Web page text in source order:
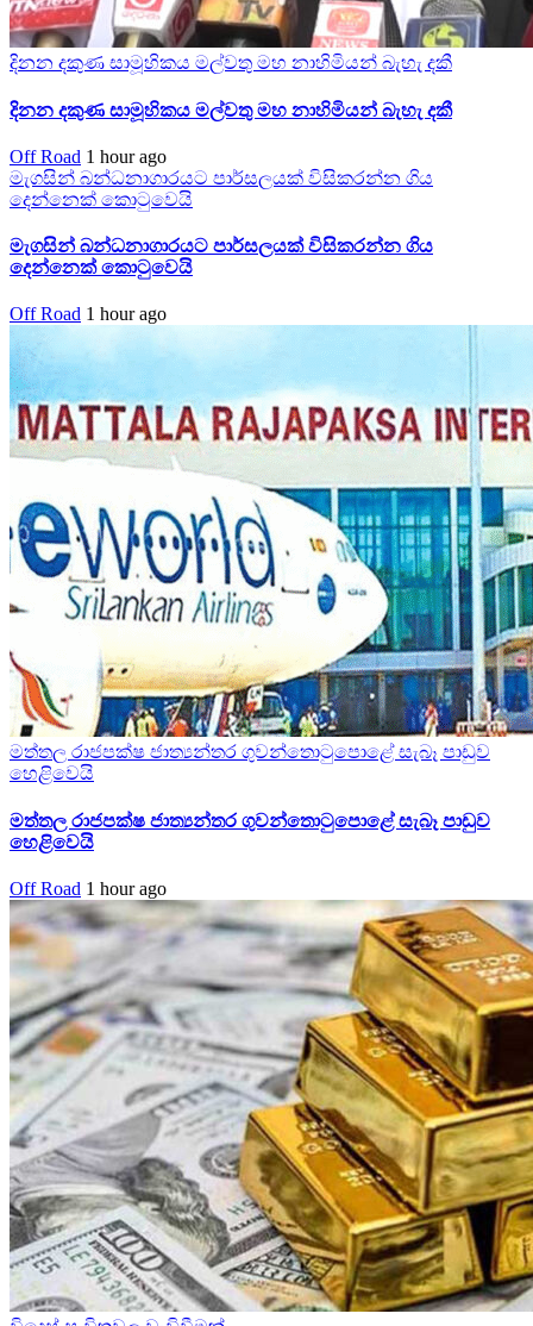
දිනන දකුණ සාමූහිකය මල්වතු මහ නාහිමියන් බැහැ දකී
දිනන දකුණ සාමූහිකය මල්වතු මහ නාහිමියන් බැහැ දකී
Off Road 1 hour ago
මැගසින් බන්ධනාගාරයට පාර්සලයක් විසිකරන්න ගිය
දෙන්නෙක් කොටුවෙයි
මැගසින් බන්ධනාගාරයට පාර්සලයක් විසිකරන්න ගිය
දෙන්නෙක් කොටුවෙයි
Off Road 1 hour ago
මත්තල රාජපක්ෂ ජාත්‍යන්තර ගුවන්තොටුපොළේ සැබෑ පාඩුව
හෙළිවෙයි
මත්තල රාජපක්ෂ ජාත්‍යන්තර ගුවන්තොටුපොළේ සැබෑ පාඩුව
හෙළිවෙයි
Off Road 1 hour ago